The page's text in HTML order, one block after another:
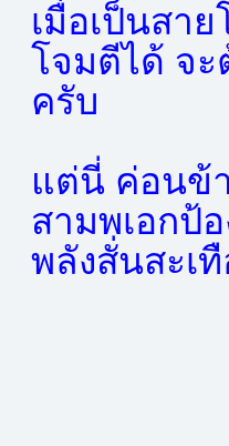
เมื่อเป็นสา
โจมตีได้ จะ
ครับ
แต่นี่ ค่อนข้
สามพเอกป้
พลังสั่นสะเ